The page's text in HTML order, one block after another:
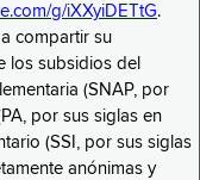
g/iXXyiDETtG.
compartir su
los subsidios del
(SNAP, por
por sus siglas en
(SSI, por sus siglas
anónimas y